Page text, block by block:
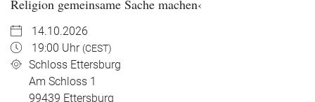
Religion gemeinsame Sache machen‹
14.10.2026
19:00 Uhr (CEST)
Schloss Ettersburg
Am Schloss 1
99439 Ettersburg